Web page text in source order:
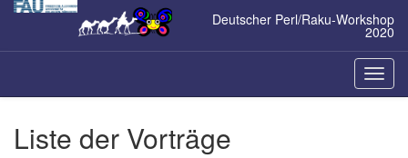
Zum
Deutscher Perl/Raku-Workshop
2020
ein-/
Liste der Vorträge